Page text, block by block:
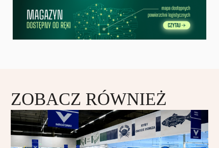
ZOBACZ RÓWNIEŻ